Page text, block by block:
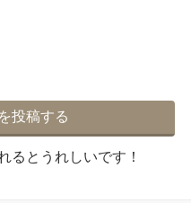
るとうれしいです！